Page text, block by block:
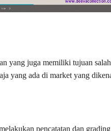
yang juga memiliki tujuan
yang ada di market yang
pencatatan dan